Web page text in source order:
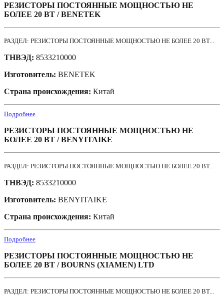
РЕЗИСТОРЫ ПОСТОЯННЫЕ МОЩНОСТЬЮ НЕ
БОЛЕЕ 20 ВТ / BENETEK
РАЗДЕЛ: РЕЗИСТОРЫ ПОСТОЯННЫЕ МОЩНОСТЬЮ НЕ БОЛЕЕ 20 ВТ...
ТНВЭД: 8533210000
Изготовитель: BENETEK
Страна происхождения: Китай
Подробнее
РЕЗИСТОРЫ ПОСТОЯННЫЕ МОЩНОСТЬЮ НЕ
БОЛЕЕ 20 ВТ / BENYITAIKE
РАЗДЕЛ: РЕЗИСТОРЫ ПОСТОЯННЫЕ МОЩНОСТЬЮ НЕ БОЛЕЕ 20 ВТ...
ТНВЭД: 8533210000
Изготовитель: BENYITAIKE
Страна происхождения: Китай
Подробнее
РЕЗИСТОРЫ ПОСТОЯННЫЕ МОЩНОСТЬЮ НЕ
БОЛЕЕ 20 ВТ / BOURNS (XIAMEN) LTD
РАЗДЕЛ: РЕЗИСТОРЫ ПОСТОЯННЫЕ МОЩНОСТЬЮ НЕ БОЛЕЕ 20 ВТ...